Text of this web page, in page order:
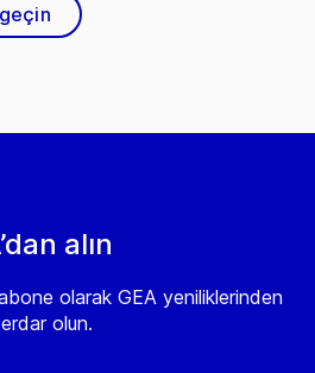
alın
olarak GEA yeniliklerinden
olun.